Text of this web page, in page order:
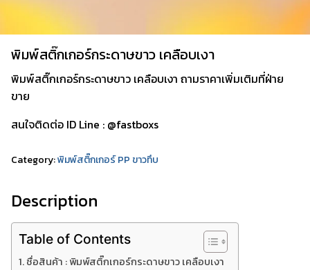
พิมพ์สติ๊กเกอร์กระดาษขาว เคลือบเงา
พิมพ์สติ๊กเกอร์กระดาษขาว เคลือบเงา ถามราคาเพิ่มเติมที่ฝ่าย
ขาย
สนใจติดต่อ ID Line : @fastboxs
Category:พิมพ์สติ๊กเกอร์ PP ขาวทึบ
Description
Table of Contents
ชื่อสินค้า : พิมพ์สติ๊กเกอร์กระดาษขาว เคลือบเงา